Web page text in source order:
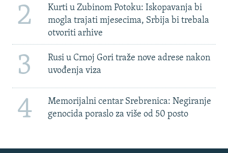
2
Kurti u Zubinom Potoku: Iskopavanja bi
mogla trajati mjesecima, Srbija bi trebala
otvoriti arhive
3
Rusi u Crnoj Gori traže nove adrese nakon
uvođenja viza
4
Memorijalni centar Srebrenica: Negiranje
genocida poraslo za više od 50 posto